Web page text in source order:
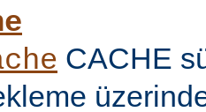
CACHE